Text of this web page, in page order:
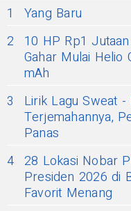
1
Yang Baru
2
10 HP Rp1
Gahar Mulai Helio
mAh
3
Lirik Lagu Sweat -
Terjemahannya,
Panas
4 28 Lokasi Nobar
Presiden 2026 di
Favorit Menang